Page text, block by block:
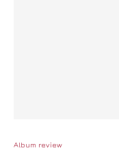
Album review